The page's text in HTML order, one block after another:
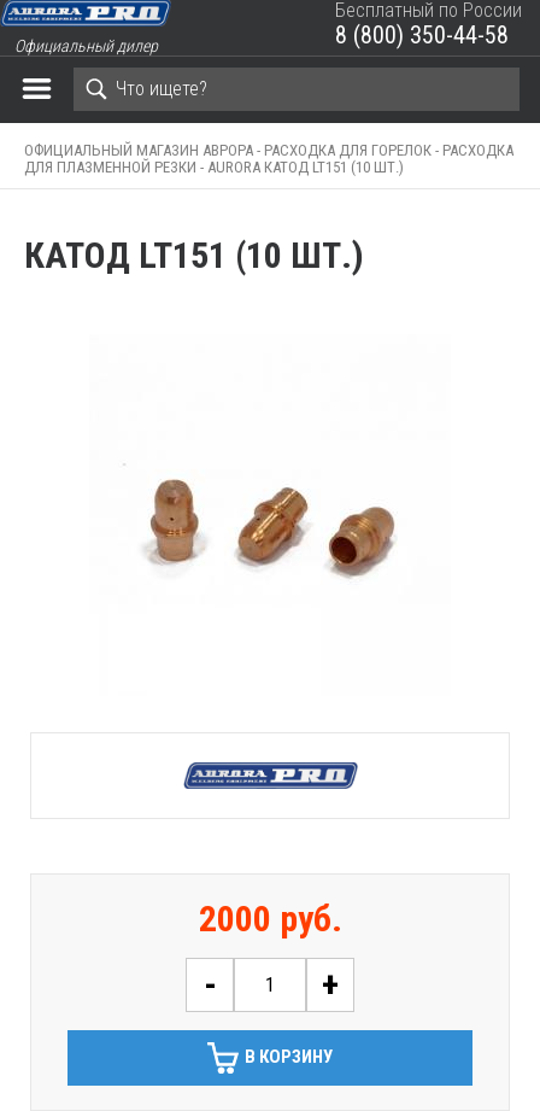
Официальный дилер
Бесплатный по России
8 (800) 350-44-58
ОФИЦИАЛЬНЫЙ МАГАЗИН АВРОРА - РАСХОДКА ДЛЯ ГОРЕЛОК - РАСХОДКА
ДЛЯ ПЛАЗМЕННОЙ РЕЗКИ - AURORA КАТОД LT151 (10 ШТ.)
КАТОД LT151 (10 ШТ.)
2000 руб.
-
+
В КОРЗИНУ
ЗАКРЫТЬ КОРЗИНУ